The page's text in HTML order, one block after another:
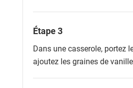
Étape 3
Dans une casserole, portez
ajoutez les graines de